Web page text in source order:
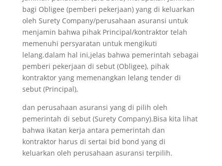
bagi Obligee (pemberi pekerjaan) yang di keluarkan
oleh Surety Company/perusahaan asuransi untuk
menjamin bahwa pihak Principal/kontraktor telah
memenuhi persyaratan untuk mengikuti
lelang.dalam hal ini,jelas bahwa pemerintah sebagai
pemberi pekerjaan di sebut (Obligee), pihak
kontraktor yang memenangkan lelang tender di
sebut (Principal),
dan perusahaan asuransi yang di pilih oleh
pemerintah di sebut (Surety Company).Bisa kita lihat
bahwa ikatan kerja antara pemerintah dan
kontraktor harus di sertai bid bond yang di
keluarkan oleh perusahaan asuransi terpilih.